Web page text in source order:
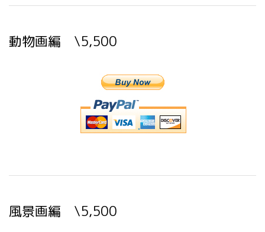
動物画編 \5,500
風景画編 \5,500